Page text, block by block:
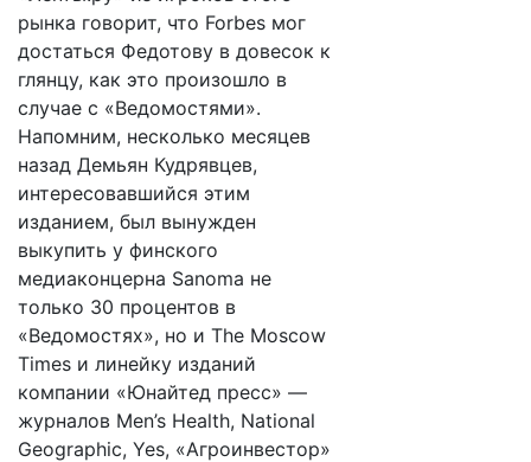
рынка говорит, что Forbes мог
достаться Федотову в довесок к
глянцу, как это произошло в
случае с «Ведомостями».
Напомним, несколько месяцев
назад Демьян Кудрявцев,
интересовавшийся этим
изданием, был вынужден
выкупить у финского
медиаконцерна Sanoma не
только 30 процентов в
«Ведомостях», но и The Moscow
Times и линейку изданий
компании «Юнайтед пресс» —
журналов Men’s Health, National
Geographic, Yes, «Агроинвестор»